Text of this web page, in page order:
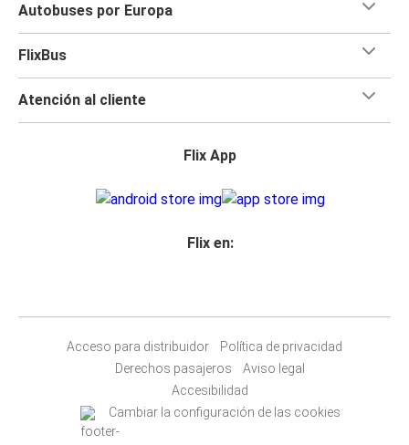
Autobuses por Europa
FlixBus
Atención al cliente
Flix App
Flix en:
Acceso para distribuidor
Política de privacidad
Derechos pasajeros
Aviso legal
Accesibilidad
Cambiar la configuración de las cookies